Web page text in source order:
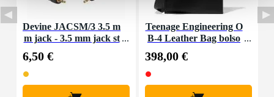
Devine JACSM/3 3.5 m
m jack - 3.5 mm jack st
6,50 €
Teenage Engineering O
B-4 Leather Bag bolso
398,00 €